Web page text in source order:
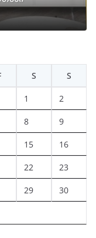
S S
1 2
8 9
15 16
22 23
29 30